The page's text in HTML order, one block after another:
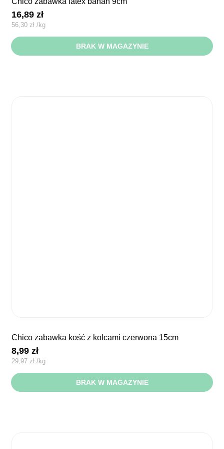
16,89zł
56,30zł /kg
BRAK W MAGAZYNIE
chico zabawka kość z kolcami czerwona 15cm
8,99zł
29,97 zł /kg
BRAK W MAGAZYNIE